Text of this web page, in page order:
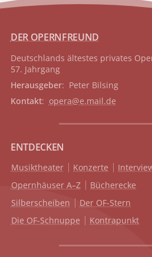
DER OPERNFREUND
Deutschlands ältestes privates
57. Jahrgang
Herausgeber: Peter Bilsing
Kontakt: opera@e.mail.de
ENTDECKEN
Musiktheater Konzerte
Opernhäuser A–Z
Bücherecke
Silberscheiben
Der OF-Stern
Die OF-Schnuppe
Kontrapunkt